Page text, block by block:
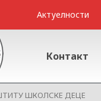
Актуелности
Контакт
ШКОЛСКЕ ДЕЦЕ